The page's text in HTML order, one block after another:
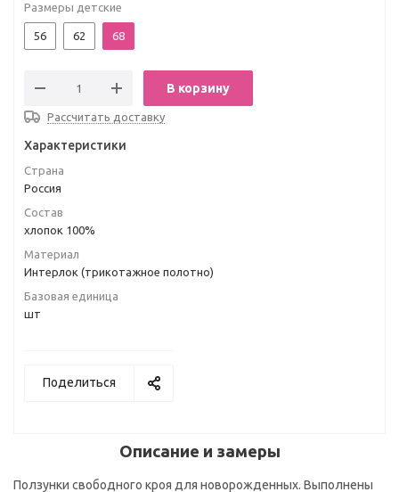
Размеры детские
56 62 68
В корзину
Рассчитать доставку
Характеристики
Страна
Россия
Состав
хлопок 100%
Материал
Интерлок (трикотажное полотно)
Базовая единица
шт
Поделиться
Описание и замеры
Ползунки свободного кроя для новорожденных. Выполнены